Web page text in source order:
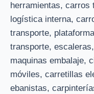
herramientas, carros
logística interna,
transporte,
transporte,
maquinas embalaje,
móviles, carretillas
ebanistas,